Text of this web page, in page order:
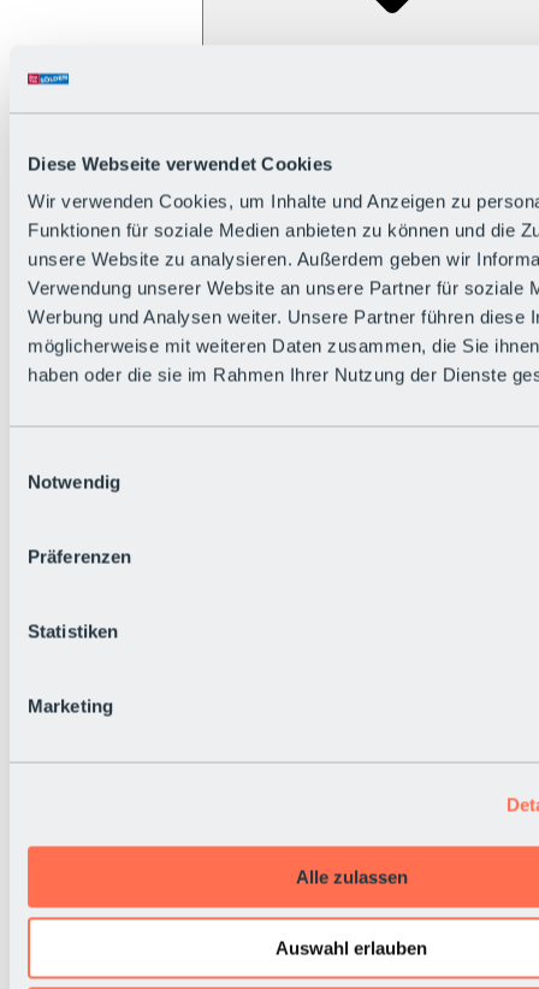
Diese Webseite verwendet Cookies
Wir verwenden Cookies, um Inhalte und Anzeigen zu
Funktionen für soziale Medien anbieten zu können und die
unsere Website zu analysieren. Außerdem geben wir
Verwendung unserer Website an unsere Partner für soziale
Werbung und Analysen weiter. Unsere Partner führen diese
möglicherweise mit weiteren Daten zusammen, die Sie
haben oder die sie im Rahmen Ihrer Nutzung der Dienste
Notwendig
Präferenzen
Statistiken
Marketing
Alle zulassen
Auswahl erlauben
Alle Live-Infos
Wetter
Hüttenstatus
Livecams
Urlaubsregion